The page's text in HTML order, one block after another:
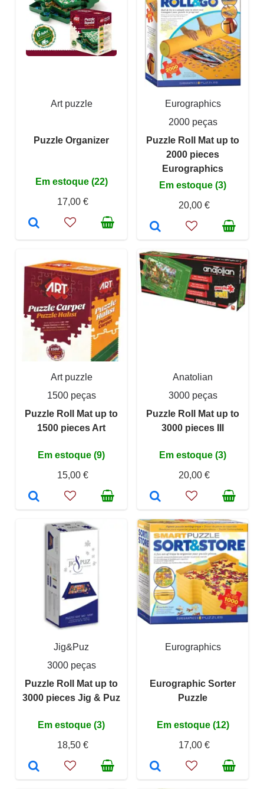
Art puzzle
Puzzle Organizer
Em estoque (22)
17,00 €
Eurographics
2000 peças
Puzzle Roll Mat up to
2000 pieces
Eurographics
Em estoque (3)
20,00 €
Art puzzle
1500 peças
Puzzle Roll Mat up to
1500 pieces Art
Em estoque (9)
15,00 €
Anatolian
3000 peças
Puzzle Roll Mat up to
3000 pieces III
Em estoque (3)
20,00 €
Jig&Puz
3000 peças
Puzzle Roll Mat up to
3000 pieces Jig & Puz
Em estoque (3)
18,50 €
Eurographics
Eurographic Sorter
Puzzle
Em estoque (12)
17,00 €